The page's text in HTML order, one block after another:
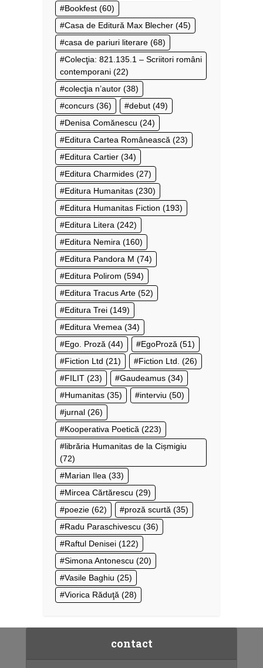
Bookfest (60)
Casa de Editură Max Blecher (45)
casa de pariuri literare (68)
Colecţia: 821.135.1 – Scriitori români
contemporani (22)
colecţia n’autor (38)
concurs (36) debut (49)
Denisa Comănescu (24)
Editura Cartea Românească (23)
Editura Cartier (34)
Editura Charmides (27)
Editura Humanitas (230)
Editura Humanitas Fiction (193)
Editura Litera (242)
Editura Nemira (160)
Editura Pandora M (74)
Editura Polirom (594)
Editura Tracus Arte (52)
Editura Trei (149)
Editura Vremea (34)
Ego. Proză (44) EgoProză (51)
Fiction Ltd (21) Fiction Ltd. (26)
FILIT (23) Gaudeamus (34)
Humanitas (35) interviu (50)
jurnal (26)
Kooperativa Poetică (223)
librăria Humanitas de la Cișmigiu
(72)
Marian Ilea (33)
Mircea Cărtărescu (29)
poezie (62) proză scurtă (35)
Radu Paraschivescu (36)
Raftul Denisei (122)
Simona Antonescu (20)
Vasile Baghiu (25)
Viorica Răduţă (28)
contact